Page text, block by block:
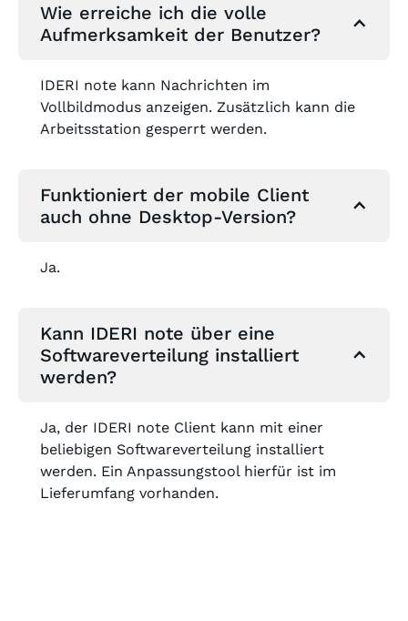
Wie erreiche ich die volle
Aufmerksamkeit der Benutzer?
IDERI note kann Nachrichten im
Vollbildmodus anzeigen. Zusätzlich kann die
Arbeitsstation gesperrt werden.
Funktioniert der mobile Client
auch ohne Desktop-Version?
Ja.
Kann IDERI note über eine
Softwareverteilung installiert
werden?
Ja, der IDERI note Client kann mit einer
beliebigen Softwareverteilung installiert
werden. Ein Anpassungstool hierfür ist im
Lieferumfang vorhanden.